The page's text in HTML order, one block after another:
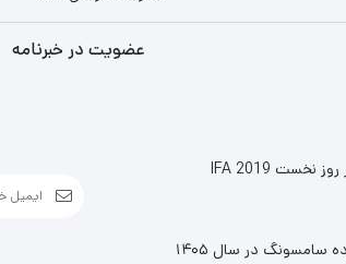
گلکسی فولد ۲ احتمالا در روز نخست IFA 2019
در سال ۱۴۰۵
عضویت در خبرنامه